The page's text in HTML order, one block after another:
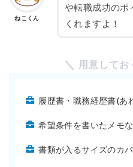
ねこくん
や転職成功のポ
くれますよ！
用意してお
履歴書・職務経歴書(あ
希望条件を書いたメモ
書類が入るサイズのカ